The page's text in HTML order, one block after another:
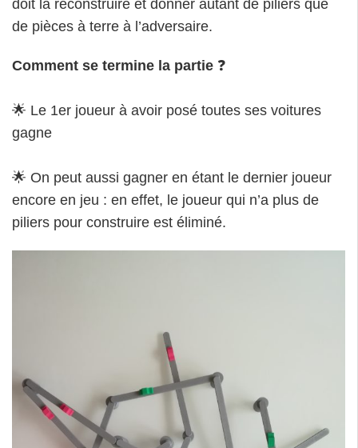
doit la reconstruire et donner autant de piliers que
de pièces à terre à l’adversaire.
Comment se termine la partie ❓
🌟 Le 1er joueur à avoir posé toutes ses voitures
gagne
🌟 On peut aussi gagner en étant le dernier joueur
encore en jeu : en effet, le joueur qui n’a plus de
piliers pour construire est éliminé.